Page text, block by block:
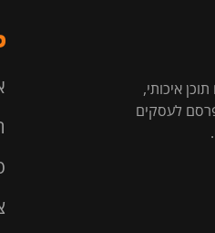
איכותי,
לעסקים